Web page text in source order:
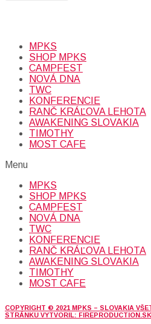
MPKS
SHOP MPKS
CAMPFEST
NOVÁ DNA
TWC
KONFERENCIE
RANČ KRÁĽOVA LEHOTA
AWAKENING SLOVAKIA
TIMOTHY
MOST CAFE
Menu
MPKS
SHOP MPKS
CAMPFEST
NOVÁ DNA
TWC
KONFERENCIE
RANČ KRÁĽOVA LEHOTA
AWAKENING SLOVAKIA
TIMOTHY
MOST CAFE
COPYRIGHT © 2021 MPKS – SLOVAKIA
STRÁNKU VYTVORIL: FIREPRODUCTION.SK